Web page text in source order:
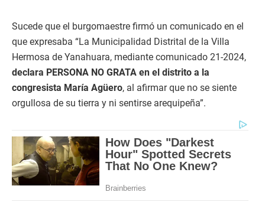
Sucede que el burgomaestre firmó un comunicado en el
que expresaba “La Municipalidad Distrital de la Villa
Hermosa de Yanahuara, mediante comunicado 21-2024,
declara PERSONA NO GRATA en el distrito a la
congresista María Agüero, al afirmar que no se siente
orgullosa de su tierra y ni sentirse arequipeña”.